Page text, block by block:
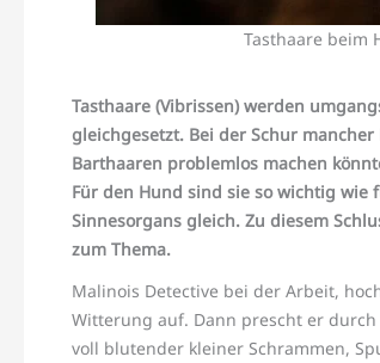
Tasthaare beim
Tasthaare (Vibrissen) werden
gleichgesetzt. Bei der Schur
Barthaaren problemlos machen
Für den Hund sind sie so wichtig wie
Sinnesorgans gleich. Zu diesem
zum Thema.
Malinois Detective bei der Arbeit,
Witterung auf. Dann prescht er
voll blutender kleiner Schrammen,